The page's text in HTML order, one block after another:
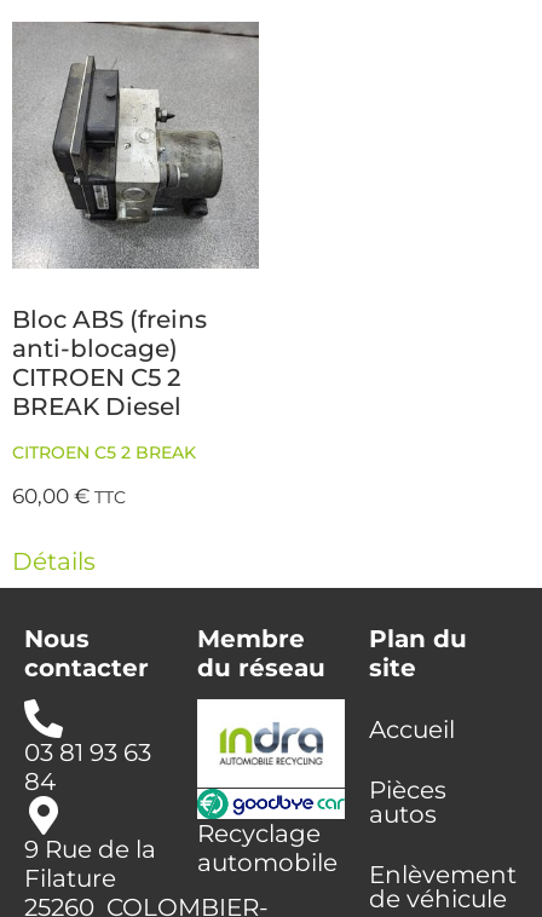
Bloc ABS (freins
anti-blocage)
CITROEN C5 2
BREAK Diesel
CITROEN C5 2 BREAK
60,00€ TTC
Détails
Nous
contacter
03 81 93 63
84
9 Rue de la
Filature
25260 COLOMBIER-
Membre
du réseau
Recyclage
automobile
Plan du
site
Accueil
Pièces
autos
Enlèvement
de véhicule